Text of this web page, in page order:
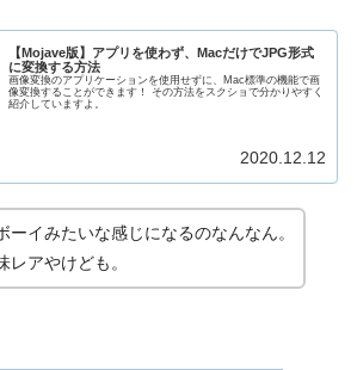
【Mojave版】アプリを使わず、MacだけでJPG形式
に変換する方法
画像変換のアプリケーションを使用せずに、Mac標準の機能で画
像変換することができます！ その方法をスクショで分かりやすく
紹介していますよ。
2020.12.12
ーイみたいな感じになるのなんなん。
レアやけども。